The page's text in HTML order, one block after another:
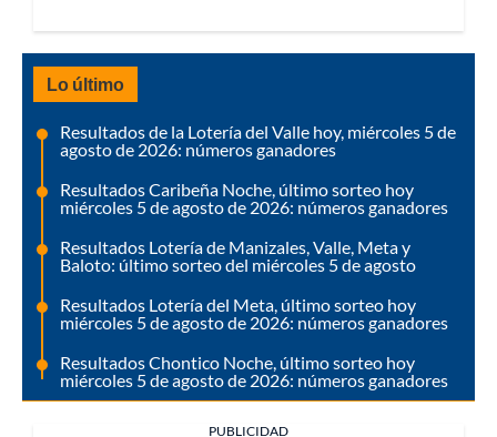
Lo último
Resultados de la Lotería del Valle hoy, miércoles 5 de
agosto de 2026: números ganadores
Resultados Caribeña Noche, último sorteo hoy
miércoles 5 de agosto de 2026: números ganadores
Resultados Lotería de Manizales, Valle, Meta y
Baloto: último sorteo del miércoles 5 de agosto
Resultados Lotería del Meta, último sorteo hoy
miércoles 5 de agosto de 2026: números ganadores
Resultados Chontico Noche, último sorteo hoy
miércoles 5 de agosto de 2026: números ganadores
PUBLICIDAD